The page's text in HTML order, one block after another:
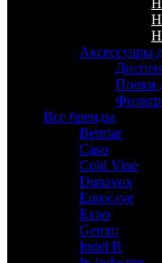
Аксессуары
Полки
Все бренды
Bermar
Caso
Cold Vine
Dunavox
Eurocave
Expo
Gemm
Indel B